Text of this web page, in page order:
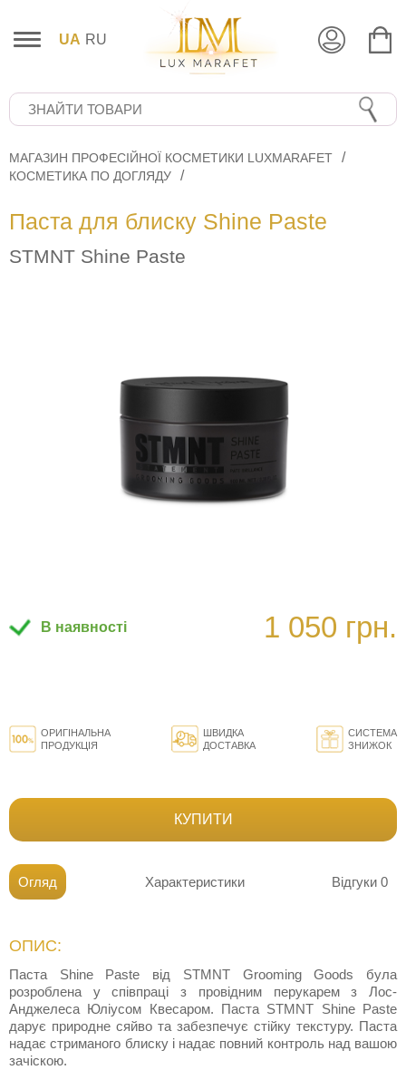
UA RU
МАГАЗИН ПРОФЕСІЙНОЇ КОСМЕТИКИ LUXMARAFET
КОСМЕТИКА ПО ДОГЛЯДУ
Паста для блиску Shine Paste
STMNT Shine Paste
В наявності 1 050 грн.
ОРИГІНАЛЬНА
ПРОДУКЦІЯ
ШВИДКА
ДОСТАВКА
СИСТЕМА
ЗНИЖОК
КУПИТИ
Огляд Характеристики Відгуки 0
ОПИС:
Паста Shine Paste від STMNT Grooming Goods була
розроблена у співпраці з провідним перукарем з Лос-
Анджелеса Юліусом Квесаром. Паста STMNT Shine Paste
дарує природне сяйво та забезпечує стійку текстуру. Паста
надає стриманого блиску і надає повний контроль над вашою
зачіскою.